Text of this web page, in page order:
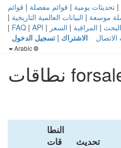
| تحديثات يومية | قوائم مفصلة | قوائم
موسعة | البيانات العالمية التاريخية |
البحث | المراقبة | السعر |
FAQ | API
|
الاشتراك | تسجيل الدخول
تحديث
النطا
قات